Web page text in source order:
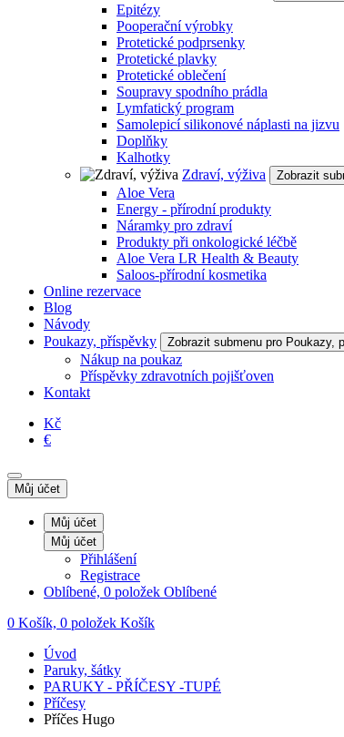
Epitézy
Pooperační výrobky
Protetické podprsenky
Protetické plavky
Protetické oblečení
Soupravy spodního prádla
Lymfatický program
Samolepicí silikonové náplasti na jizvu
Doplňky
Kalhotky
Zdraví, výživa
Zobrazit
Aloe Vera
Energy - přírodní produkty
Náramky pro zdraví
Produkty při onkologické léčbě
Aloe Vera LR Health & Beauty
Saloos-přírodní kosmetika
Online rezervace
Blog
Návody
Poukazy, příspěvky
Zobrazit submenu pro Poukazy,
Nákup na poukaz
Příspěvky zdravotních pojišťoven
Kontakt
Kč
€
Můj účet
Můj účet
Můj účet
Přihlášení
Registrace
Oblíbené, 0 položek Oblíbené
0 Košík, 0 položek Košík
Úvod
Paruky, šátky
PARUKY - PŘÍČESY -TUPÉ
Příčesy
Příčes Hugo